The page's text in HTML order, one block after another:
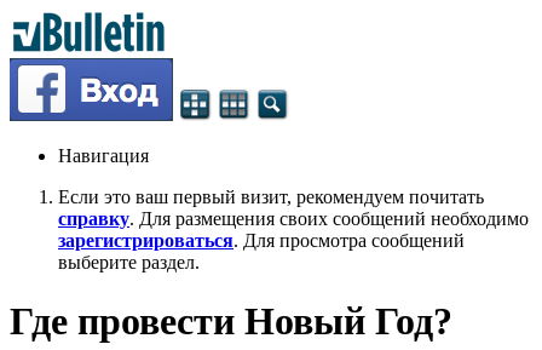
Навигация
Если это ваш первый визит, рекомендуем почитать
справку. Для размещения своих сообщений необходимо
зарегистрироваться. Для просмотра сообщений
выберите раздел.
Где провести Новый Год?